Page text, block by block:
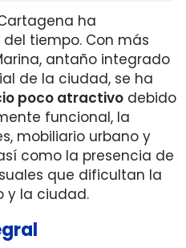
ha
tiempo. Con más
antaño integrado
de la ciudad, se ha
poco atractivo debido
funcional, la
mobiliario urbano y
como la presencia de
que dificultan la
y la ciudad.